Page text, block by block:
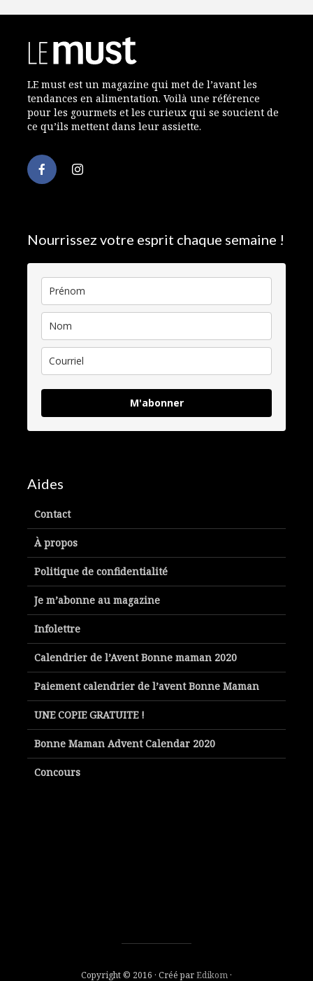
LE must est un magazine qui met de l’avant les
tendances en alimentation. Voilà une référence
pour les gourmets et les curieux qui se soucient de
ce qu’ils mettent dans leur assiette.
Nourrissez votre esprit chaque semaine !
M'abonner
Aides
Contact
À propos
Politique de confidentialité
Je m’abonne au magazine
Infolettre
Calendrier de l’Avent Bonne maman 2020
Paiement calendrier de l’avent Bonne Maman
UNE COPIE GRATUITE !
Bonne Maman Advent Calendar 2020
Concours
Copyright © 2016 · Créé parEdikom ·